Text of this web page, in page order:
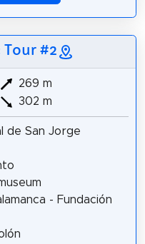
#2
269 m
302 m
de San Jorge
- Fundación